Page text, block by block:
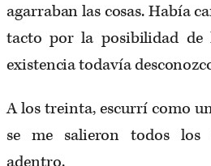
agarraban las cosas. Había
tacto por la posibilidad de
existencia todavía
A los treinta, escurrí como
se me salieron todos los